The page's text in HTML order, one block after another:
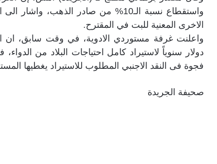
واستقطاع نسبة الـ10% من صادر
الاخرى المعنية للبت في المقترح.
دولار سنوياً لاستيراد كامل احتياجات البلاد من
فجوة فى النقد الاجنبي المطلوب للاستيراد يغطيها
صحيفة الجريدة